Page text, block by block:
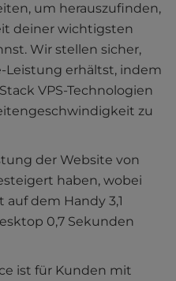
um herauszufinden,
deiner wichtigsten
Wir stellen sicher,
Leistung erhältst, indem
VPS-Technologien
zu
der Website von
haben, wobei
dem Handy 3,1
0,7 Sekunden
ist für Kunden mit